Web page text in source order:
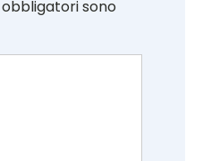
sono